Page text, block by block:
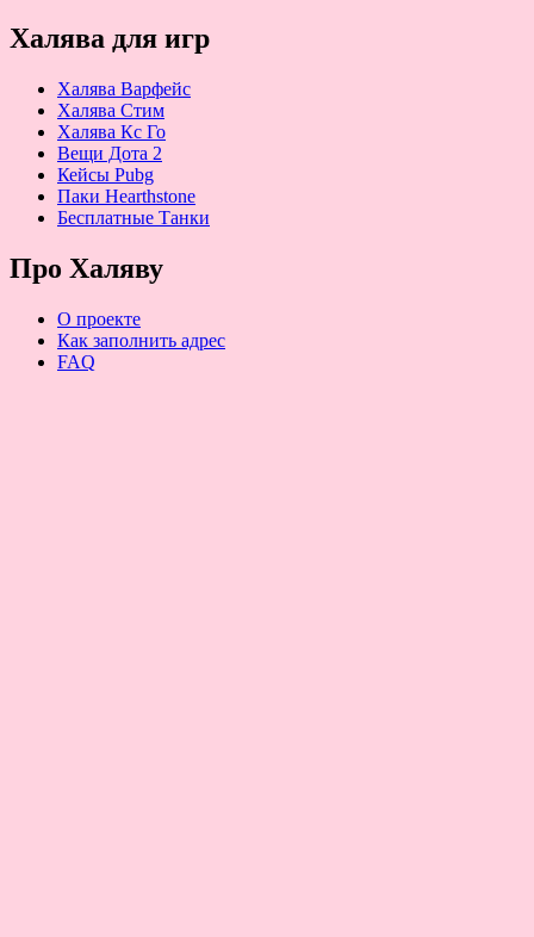
Халява для игр
Халява Варфейс
Халява Стим
Халява Кс Го
Вещи Дота 2
Кейсы Pubg
Паки Hearthstone
Бесплатные Танки
Про Халяву
О проекте
Как заполнить адрес
FAQ